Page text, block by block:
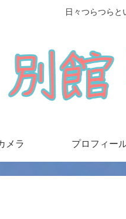
日々つらつらと
メラ プロフィー